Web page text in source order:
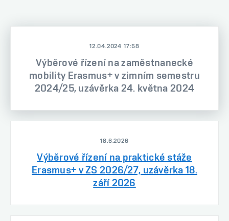
12.04.2024 17:58
Výběrové řízení na zaměstnanecké
mobility Erasmus+ v zimním semestru
2024/25, uzávěrka 24. května 2024
18.6.2026
Výběrové řízení na praktické stáže
Erasmus+ v ZS 2026/27, uzávěrka 18.
září 2026